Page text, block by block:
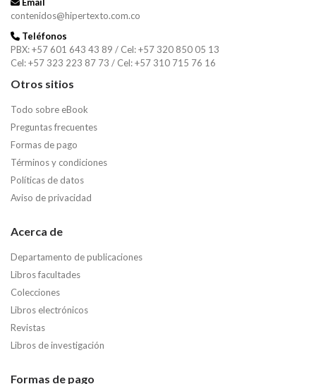
contenidos@hipertexto.com.co
Teléfonos
PBX: +57 601 643 43 89 / Cel: +57 320 850 05 13
Cel: +57 323 223 87 73 / Cel: +57 310 715 76 16
Otros sitios
Todo sobre eBook
Preguntas frecuentes
Formas de pago
Términos y condiciones
Políticas de datos
Aviso de privacidad
Acerca de
Departamento de publicaciones
Libros facultades
Colecciones
Libros electrónicos
Revistas
Libros de investigación
Formas de pago